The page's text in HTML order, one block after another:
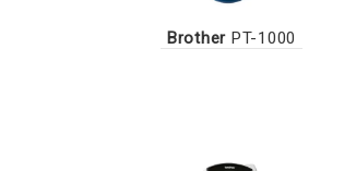
Brother PT-1000